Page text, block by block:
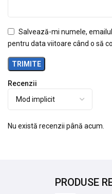
Recenzii
Nu există recenzii până acum.
Salvează-mi numele,
pentru data viitoare când o să
PRODUSE